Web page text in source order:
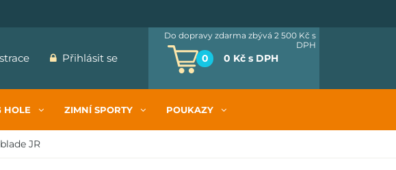
Přihlásit se 0 0 Kč s DPH
Do dopravy zdarma zbývá 2 500 Kč s
DPH
HOLE ZIMNÍ SPORTY POUKAZY
JR